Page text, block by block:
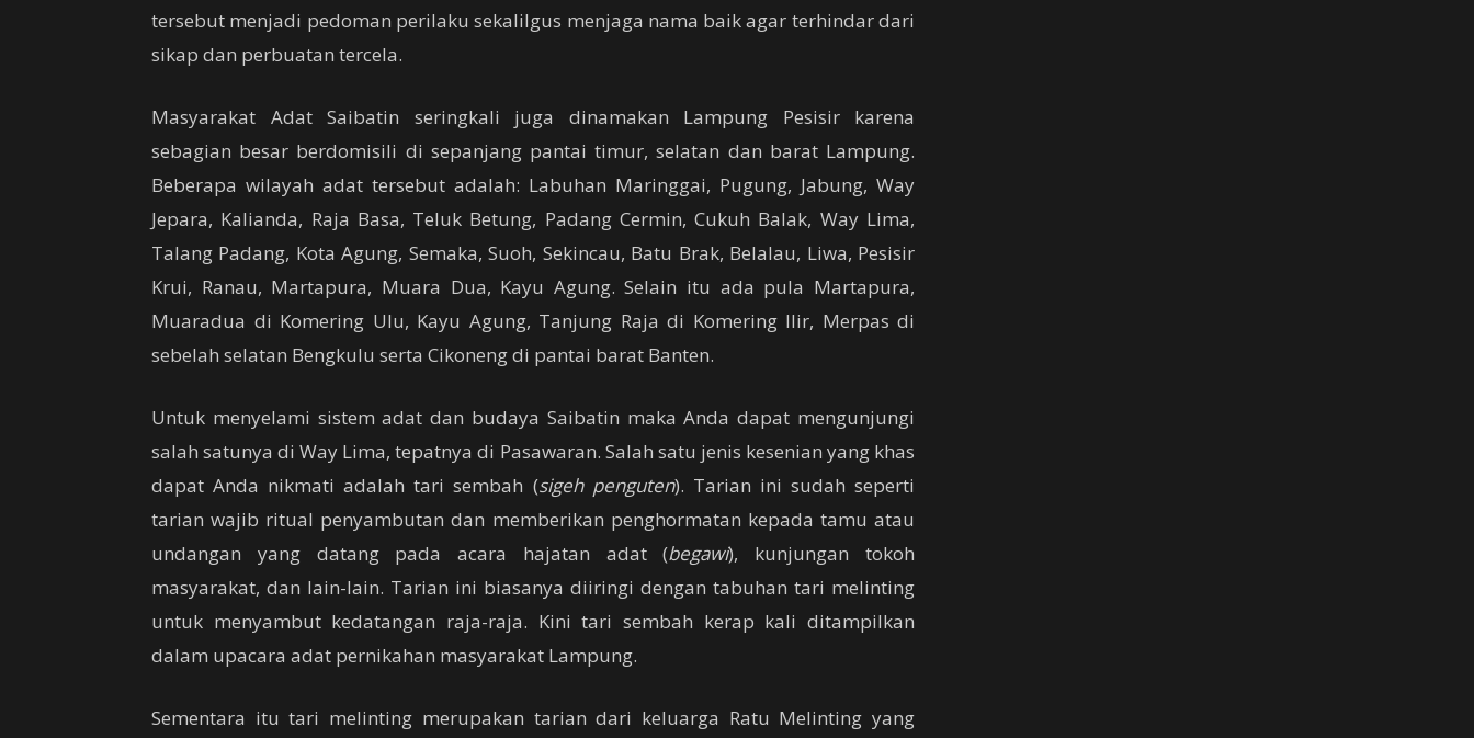
tersebut menjadi pedoman perilaku sekalilgus menjaga nama baik agar terhindar dari
sikap dan perbuatan tercela.
Masyarakat Adat Saibatin seringkali juga dinamakan Lampung Pesisir karena
sebagian besar berdomisili di sepanjang pantai timur, selatan dan barat Lampung.
Beberapa wilayah adat tersebut adalah: Labuhan Maringgai, Pugung, Jabung, Way
Jepara, Kalianda, Raja Basa, Teluk Betung, Padang Cermin, Cukuh Balak, Way Lima,
Talang Padang, Kota Agung, Semaka, Suoh, Sekincau, Batu Brak, Belalau, Liwa, Pesisir
Krui, Ranau, Martapura, Muara Dua, Kayu Agung. Selain itu ada pula Martapura,
Muaradua di Komering Ulu, Kayu Agung, Tanjung Raja di Komering Ilir, Merpas di
sebelah selatan Bengkulu serta Cikoneng di pantai barat Banten.
Untuk menyelami sistem adat dan budaya Saibatin maka Anda dapat mengunjungi
salah satunya di Way Lima, tepatnya di Pasawaran. Salah satu jenis kesenian yang khas
dapat Anda nikmati adalah tari sembah (sigeh penguten). Tarian ini sudah seperti
tarian wajib ritual penyambutan dan memberikan penghormatan kepada tamu atau
undangan yang datang pada acara hajatan adat (begawi), kunjungan tokoh
masyarakat, dan lain-lain. Tarian ini biasanya diiringi dengan tabuhan tari melinting
untuk menyambut kedatangan raja-raja. Kini tari sembah kerap kali ditampilkan
dalam upacara adat pernikahan masyarakat Lampung.
Sementara itu tari melinting merupakan tarian dari keluarga Ratu Melinting yang